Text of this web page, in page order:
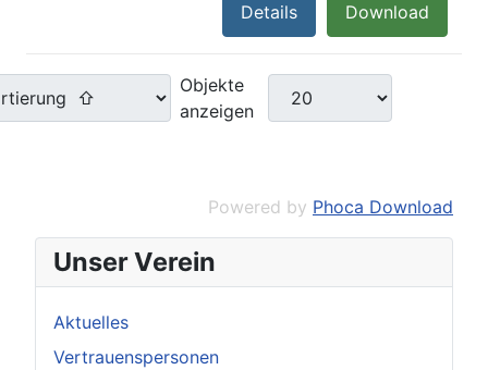
Unser Verein
Aktuelles
Vertrauenspersonen
Download
Details
Objekte
anzeigen
Powered by Phoca Download